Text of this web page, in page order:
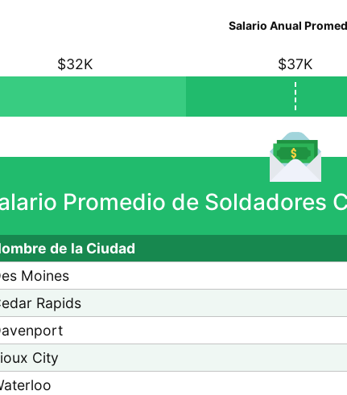
Salario Anual
$32K $37K
Promedio de Soldadores
de la Ciudad
Moines
Rapids
City